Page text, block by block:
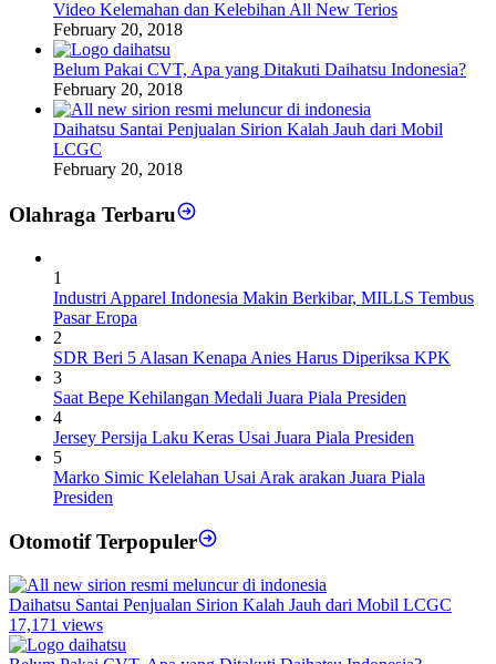
Video Kelemahan dan Kelebihan All New Terios
February 20, 2018
Belum Pakai CVT, Apa yang Ditakuti Daihatsu Indonesia?
February 20, 2018
Daihatsu Santai Penjualan Sirion Kalah Jauh dari Mobil
LCGC
February 20, 2018
Olahraga Terbaru
1
Industri Apparel Indonesia Makin Berkibar, MILLS Tembus
Pasar Eropa
2
SDR Beri 5 Alasan Kenapa Anies Harus Diperiksa KPK
3
Saat Bepe Kehilangan Medali Juara Piala Presiden
4
Jersey Persija Laku Keras Usai Juara Piala Presiden
5
Marko Simic Kelelahan Usai Arak arakan Juara Piala
Presiden
Otomotif Terpopuler
Daihatsu Santai Penjualan Sirion Kalah Jauh dari Mobil LCGC
17,171 views